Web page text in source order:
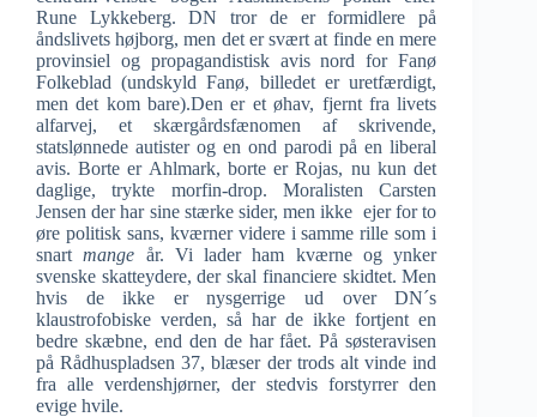
Rune Lykkeberg. DN tror de er formidlere på
åndslivets højborg, men det er svært at finde en mere
provinsiel og propagandistisk avis nord for Fanø
Folkeblad (undskyld Fanø, billedet er uretfærdigt,
men det kom bare).Den er et øhav, fjernt fra livets
alfarvej, et skærgårdsfænomen af skrivende,
statslønnede autister og en ond parodi på en liberal
avis. Borte er Ahlmark, borte er Rojas, nu kun det
daglige, trykte morfin-drop. Moralisten Carsten
Jensen der har sine stærke sider, men ikke ejer for to
øre politisk sans, kværner videre i samme rille som i
snartmange år. Vi lader ham kværne og ynker
svenske skatteydere, der skal financiere skidtet. Men
hvis de ikke er nysgerrige ud over DN´s
klaustrofobiske verden, så har de ikke fortjent en
bedre skæbne, end den de har fået. På søsteravisen
på Rådhuspladsen 37, blæser der trods alt vinde ind
fra alle verdenshjørner, der stedvis forstyrrer den
evige hvile.